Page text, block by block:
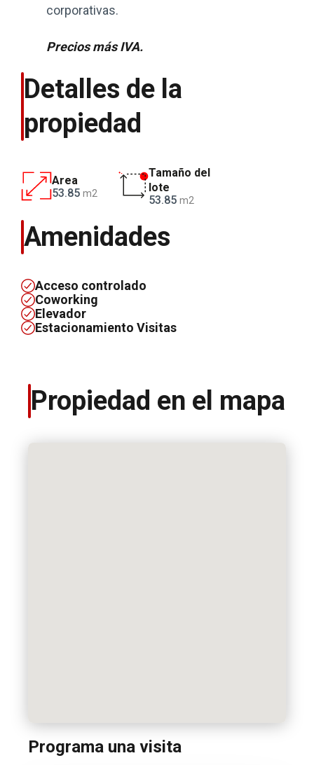
corporativas.
Precios más IVA.
Detalles de la
propiedad
Area
53.85 m2
Tamaño del
lote
53.85m2
Amenidades
Acceso controlado
Coworking
Elevador
Estacionamiento Visitas
Propiedad en el mapa
Programa una visita